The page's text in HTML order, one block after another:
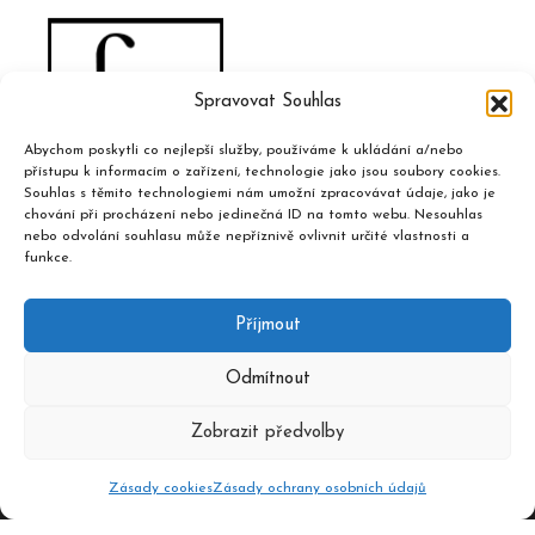
Spravovat Souhlas
Abychom poskytli co nejlepší služby, používáme k ukládání a/nebo
přístupu k informacím o zařízení, technologie jako jsou soubory cookies.
Souhlas s těmito technologiemi nám umožní zpracovávat údaje, jako je
chování při procházení nebo jedinečná ID na tomto webu. Nesouhlas
nebo odvolání souhlasu může nepříznivě ovlivnit určité vlastnosti a
funkce.
Příjmout
Odmítnout
Zobrazit předvolby
Zásady cookiesZásady ochrany osobních údajů